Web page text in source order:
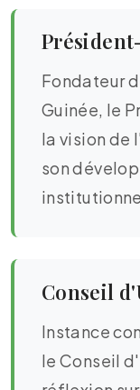
Fondateur
Guinée, le
la vision de
son
Conseil
Instance
le Conseil